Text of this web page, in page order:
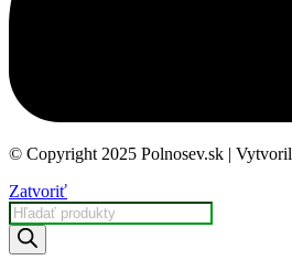
© Copyright 2025 Polnosev.sk | Vytvoril
Zatvoriť
Products
search